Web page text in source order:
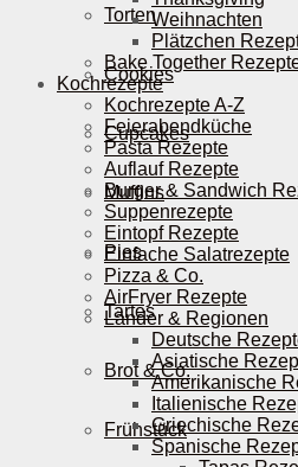
Torten
Cookies
Cupcakes
Muffins
Pies
Tartes
Brot & Co.
Frühstück
Weihnachten
Plätzchen
Bake Together
Kochrezepte
Kochrezepte A-Z
Feierabendküche
Pasta Rezepte
Auflauf Rezepte
Burger & Sandwich
Suppenrezepte
Eintopf Rezepte
Einfache Salatrezepte
Pizza & Co.
AirFryer Rezepte
Länder & Regionen
Deutsche
Asiatische
Amerikanische
Italienische
Griechische
Spanische